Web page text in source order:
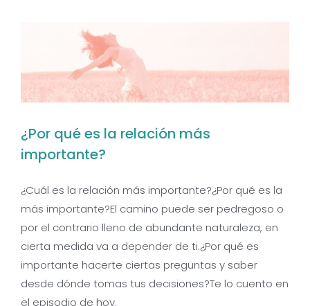
¿Por qué es la relación más
importante?
¿Cuál es la relación más importante?¿Por qué es la
más importante?El camino puede ser pedregoso o
por el contrario lleno de abundante naturaleza, en
cierta medida va a depender de ti.¿Por qué es
importante hacerte ciertas preguntas y saber
desde dónde tomas tus decisiones?Te lo cuento en
el episodio de hoy.